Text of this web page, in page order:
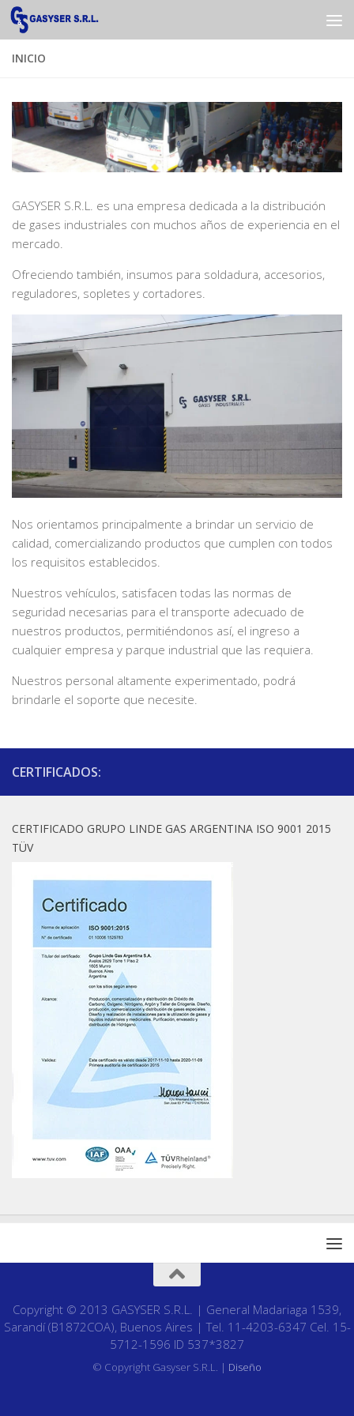
Saltar al contenido
INICIO
GASYSER S.R.L. es una empresa dedicada a la distribución
de gases industriales con muchos años de experiencia en el
mercado.
Ofreciendo también, insumos para soldadura, accesorios,
reguladores, sopletes y cortadores.
Nos orientamos principalmente a brindar un servicio de
calidad, comercializando productos que cumplen con todos
los requisitos establecidos.
Nuestros vehículos, satisfacen todas las normas de
seguridad necesarias para el transporte adecuado de
nuestros productos, permitiéndonos así, el ingreso a
cualquier empresa y parque industrial que las requiera.
Nuestros personal altamente experimentado, podrá
brindarle el soporte que necesite.
CERTIFICADOS:
CERTIFICADO GRUPO LINDE GAS ARGENTINA ISO 9001 2015
TÜV
Copyright © 2013 GASYSER S.R.L. | General Madariaga 1539,
Sarandí (B1872COA), Buenos Aires | Tel. 11-4203-6347 Cel. 15-
5712-1596 ID 537*3827
© Copyright Gasyser S.R.L. | Diseño